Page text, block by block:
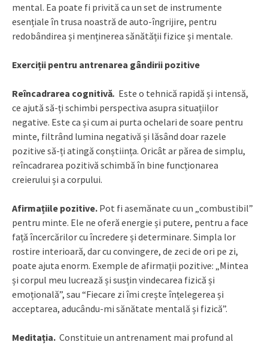
mental. Ea poate fi privită ca un set de instrumente
esențiale în trusa noastră de auto-îngrijire, pentru
redobândirea și menținerea sănătății fizice și mentale.
Exerciții pentru antrenarea gândirii pozitive
Reîncadrarea cognitivă. Este o tehnică rapidă și intensă,
ce ajută să-ți schimbi perspectiva asupra situațiilor
negative. Este ca și cum ai purta ochelari de soare pentru
minte, filtrând lumina negativă și lăsând doar razele
pozitive să-ți atingă conștiința. Oricât ar părea de simplu,
reîncadrarea pozitivă schimbă în bine funcționarea
creierului și a corpului.
Afirmațiile pozitive. Pot fi asemănate cu un „combustibil”
pentru minte. Ele ne oferă energie și putere, pentru a face
față încercărilor cu încredere și determinare. Simpla lor
rostire interioară, dar cu convingere, de zeci de ori pe zi,
poate ajuta enorm. Exemple de afirmații pozitive: „Mintea
și corpul meu lucrează și susțin vindecarea fizică și
emoțională”, sau “Fiecare zi îmi crește înțelegerea și
acceptarea, aducându-mi sănătate mentală și fizică”.
Meditația. Constituie un antrenament mai profund al